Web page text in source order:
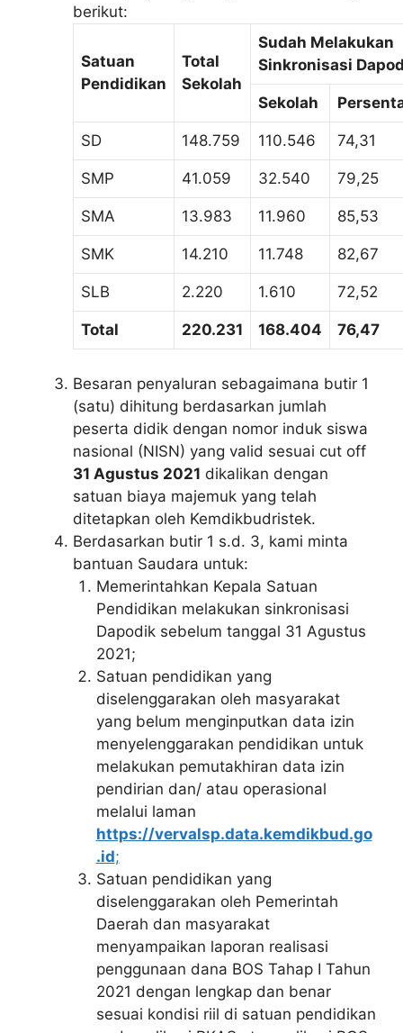
berikut:
Satuan
Pendidikan
Total
Sekolah
Sudah Melakukan
Sinkronisasi
Sekolah
SD 148.759 110.546 74,31
SMP 41.059 32.540 79,25
SMA 13.983 11.960 85,53
SMK 14.210 11.748 82,67
SLB 2.220 1.610 72,52
Total 220.231 168.404 76,47
Besaran penyaluran sebagaimana butir 1
(satu) dihitung berdasarkan jumlah
peserta didik dengan nomor induk siswa
nasional (NISN) yang valid sesuai cut off
31 Agustus 2021 dikalikan dengan
satuan biaya majemuk yang telah
ditetapkan oleh Kemdikbudristek.
Berdasarkan butir 1 s.d. 3, kami minta
bantuan Saudara untuk:
Memerintahkan Kepala Satuan
Pendidikan melakukan sinkronisasi
Dapodik sebelum tanggal 31 Agustus
2021;
Satuan pendidikan yang
diselenggarakan oleh masyarakat
yang belum menginputkan data izin
menyelenggarakan pendidikan untuk
melakukan pemutakhiran data izin
pendirian dan/ atau operasional
melalui laman
https://vervalsp.data.kemdikbud.go
.id;
Satuan pendidikan yang
diselenggarakan oleh Pemerintah
Daerah dan masyarakat
menyampaikan laporan realisasi
penggunaan dana BOS Tahap I Tahun
2021 dengan lengkap dan benar
sesuai kondisi riil di satuan pendidikan